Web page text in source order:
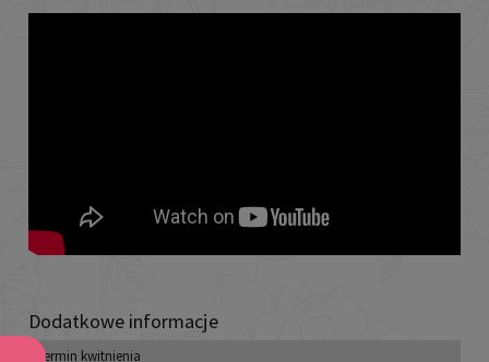
Dodatkowe informacje
Termin kwitnienia